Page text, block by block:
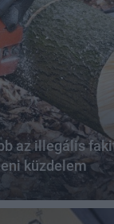
az illegális
küzdelem